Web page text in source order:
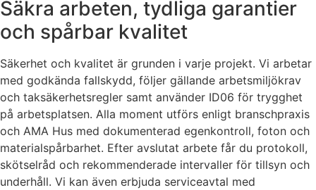
Säkra arbeten, tydliga garantier
och spårbar kvalitet
Säkerhet och kvalitet är grunden i varje projekt. Vi arbetar
med godkända fallskydd, följer gällande arbetsmiljökrav
och taksäkerhetsregler samt använder ID06 för trygghet
på arbetsplatsen. Alla moment utförs enligt branschpraxis
och AMA Hus med dokumenterad egenkontroll, foton och
materialspårbarhet. Efter avslutat arbete får du protokoll,
skötselråd och rekommenderade intervaller för tillsyn och
underhåll. Vi kan även erbjuda serviceavtal med